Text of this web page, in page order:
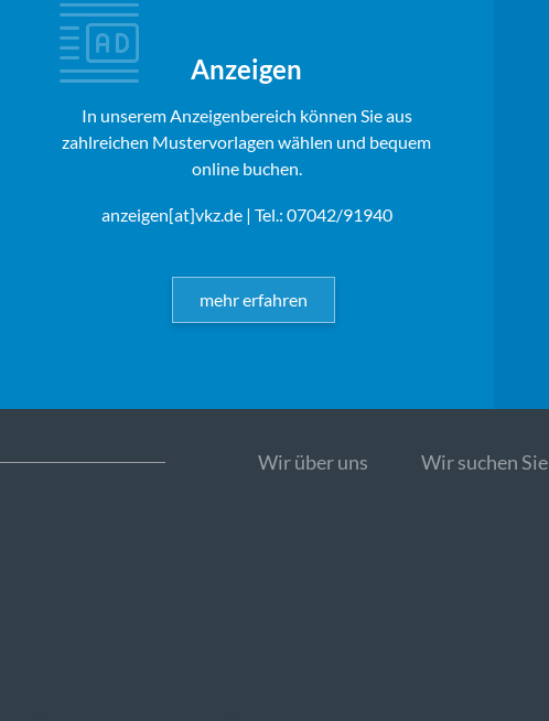
Anzeigen
In unserem Anzeigenbereich können Sie aus
zahlreichen Mustervorlagen wählen und bequem
online buchen.
anzeigen[at]vkz.de| Tel.: 07042/91940
mehr erfahren
Wir über uns Wir suchen Sie